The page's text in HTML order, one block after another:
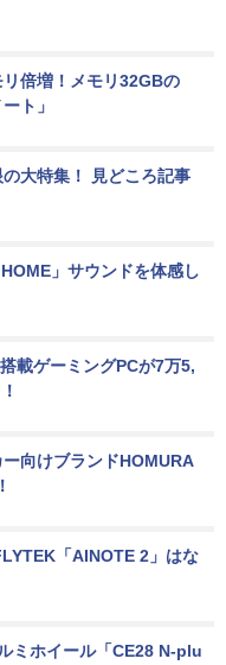
倍増！メモリ32GBの
ト」
大特集！ 見どころ記事
」サウンドを体感し
載ゲーミングPCが7万5,
向けブランドHOMURA
「AINOTE 2」はな
ミホイール「CE28 N-plu